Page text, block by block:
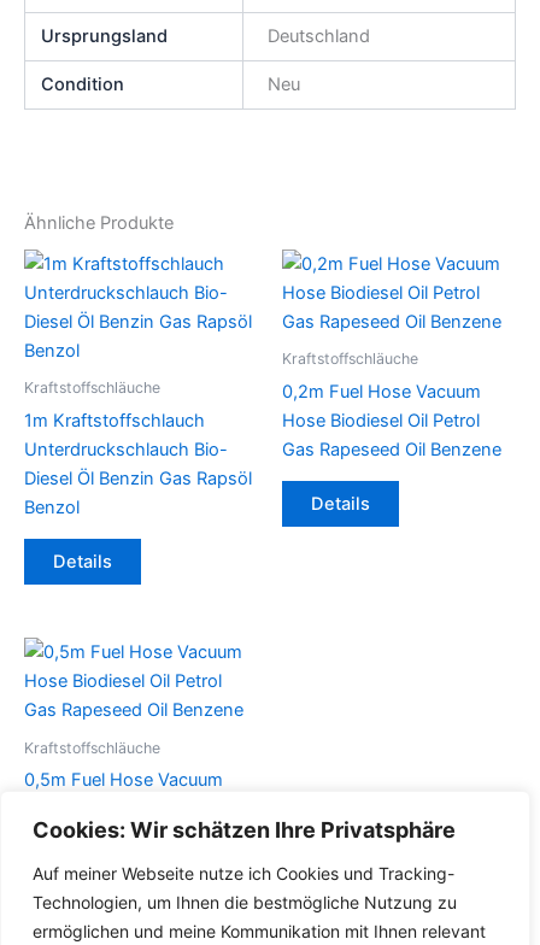
Cookies: Wir schätzen Ihre Privatsphäre
Auf meiner Webseite nutze ich Cookies und Tracking-
Technologien, um Ihnen die bestmögliche Nutzung zu
ermöglichen und meine Kommunikation mit Ihnen relevant
Ursprungsland Deutschland
Condition Neu
Ähnliche Produkte
Kraftstoffschläuche
1m Kraftstoffschlauch
Unterdruckschlauch Bio-
Diesel Öl Benzin Gas Rapsöl
Benzol
Details
Dieses
Varianten
auf.
Die
Optionen
können
der
Produktseite
gewählt
werden
Kraftstoffschläuche
0,2m Fuel Hose Vacuum
Hose Biodiesel Oil Petrol
Gas Rapeseed Oil Benzene
Details
Dieses
gewählt
werden
Kraftstoffschläuche
0,5m Fuel Hose Vacuum
Gas Rapeseed Oil Benzene
Details
Dieses
Produkt
weist